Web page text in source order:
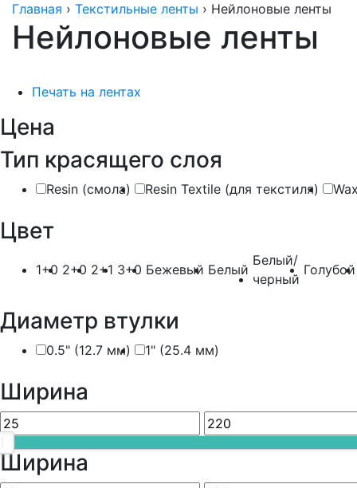
Главная › Текстильные ленты › Нейлоновые ленты
Нейлоновые ленты
Печать на лентах
Цена
Тип красящего слоя
Resin (смола) Resin Textile (для текстиля)
Цвет
1+0 2+0 2+1 3+0 Бежевый Белый
Белый/
черный
Голубой
Диаметр втулки
0.5" (12.7 мм) 1" (25.4 мм)
Ширина
Ширина